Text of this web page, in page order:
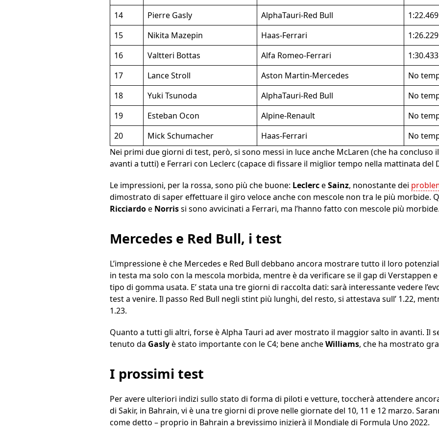
14
Pierre Gasly AlphaTauri-Red Bull
15
Nikita Mazepin Haas-Ferrari
16
Valtteri Bottas Alfa Romeo-Ferrari
17
Lance Stroll Aston Martin-Mercedes
No
18
Yuki Tsunoda AlphaTauri-Red Bull
No
19
Esteban Ocon Alpine-Renault
No
20
Mick Schumacher Haas-Ferrari
No
Nei primi due giorni di test, però, si sono messi in luce anche McLaren (che ha concluso
avanti a tutti) e Ferrari con Leclerc (capace di fissare il miglior tempo nella mattinata del
Le impressioni, per la rossa, sono più che buone: LeclerceSainz, nonostante dei
dimostrato di saper effettuare il giro veloce anche con mescole non tra le più morbide.
Ricciardoe Norrissi sono avvicinati a Ferrari, ma l’hanno fatto con mescole più
Mercedes e Red Bull, i test
L’impressione è che Mercedes e Red Bull debbano ancora mostrare tutto il loro
in testa ma solo con la mescola morbida, mentre è da verificare se il gap di Verstappen e
tipo di gomma usata. E’ stata una tre giorni di raccolta dati: sarà interessante vedere
test a venire. Il passo Red Bull negli stint più lunghi, del resto, si attestava sull’ 1.22,
1.23.
Quanto a tutti gli altri, forse è Alpha Tauri ad aver mostrato il maggior salto in avanti. Il
tenuto da Gaslyè stato importante con le C4; bene ancheWilliams, che ha mostrato
I prossimi test
Per avere ulteriori indizi sullo stato di forma di piloti e vetture, toccherà attendere
di Sakir, in Bahrain, vi è una tre giorni di prove nelle giornate del 10, 11 e 12 marzo.
come detto – proprio in Bahrain a brevissimo inizierà il Mondiale di Formula Uno 2022.